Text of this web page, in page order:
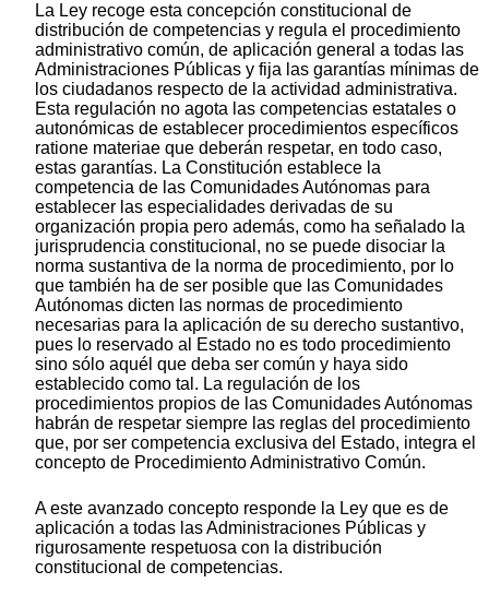
La Ley recoge esta concepción constitucional de
distribución de competencias y regula el procedimiento
administrativo común, de aplicación general a todas las
Administraciones Públicas y fija las garantías mínimas de
los ciudadanos respecto de la actividad administrativa.
Esta regulación no agota las competencias estatales o
autonómicas de establecer procedimientos específicos
ratione materiae que deberán respetar, en todo caso,
estas garantías. La Constitución establece la
competencia de las Comunidades Autónomas para
establecer las especialidades derivadas de su
organización propia pero además, como ha señalado la
jurisprudencia constitucional, no se puede disociar la
norma sustantiva de la norma de procedimiento, por lo
que también ha de ser posible que las Comunidades
Autónomas dicten las normas de procedimiento
necesarias para la aplicación de su derecho sustantivo,
pues lo reservado al Estado no es todo procedimiento
sino sólo aquél que deba ser común y haya sido
establecido como tal. La regulación de los
procedimientos propios de las Comunidades Autónomas
habrán de respetar siempre las reglas del procedimiento
que, por ser competencia exclusiva del Estado, integra el
concepto de Procedimiento Administrativo Común.
A este avanzado concepto responde la Ley que es de
aplicación a todas las Administraciones Públicas y
rigurosamente respetuosa con la distribución
constitucional de competencias.